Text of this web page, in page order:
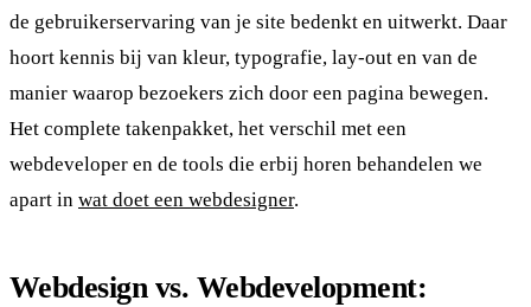
de gebruikerservaring van je site bedenkt en uitwerkt. Daar
hoort kennis bij van kleur, typografie, lay-out en van de
manier waarop bezoekers zich door een pagina bewegen.
Het complete takenpakket, het verschil met een
webdeveloper en de tools die erbij horen behandelen we
apart in wat doet een webdesigner.
Webdesign vs. Webdevelopment: